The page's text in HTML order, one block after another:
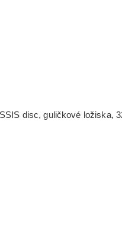
disc, guličkové ložiska,